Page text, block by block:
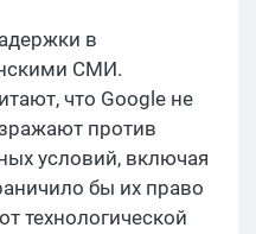
в
СМИ.
что Google не
против
условий, включая
бы их право
технологической